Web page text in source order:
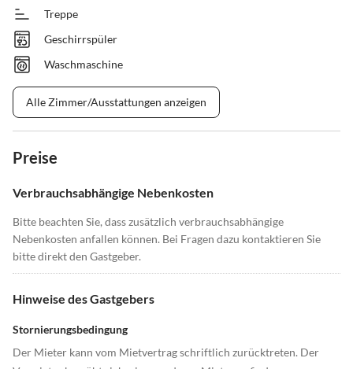
Treppe
Geschirrspüler
Waschmaschine
Alle Zimmer/Ausstattungen anzeigen
Preise
Verbrauchsabhängige Nebenkosten
Bitte beachten Sie, dass zusätzlich verbrauchsabhängige
Nebenkosten anfallen können. Bei Fragen dazu kontaktieren Sie
bitte direkt den Gastgeber.
Hinweise des Gastgebers
Stornierungsbedingung
Der Mieter kann vom Mietvertrag schriftlich zurücktreten. Der